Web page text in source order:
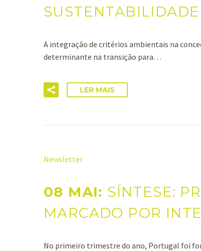
A integração de critérios ambientais na
determinante na transição para…
LER MAIS
Newsletter
08 MAI: SÍNTESE:
MARCADO POR
No primeiro trimestre do ano, Portugal foi